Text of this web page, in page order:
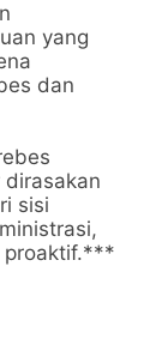
yang
dan
sisi
proaktif.***